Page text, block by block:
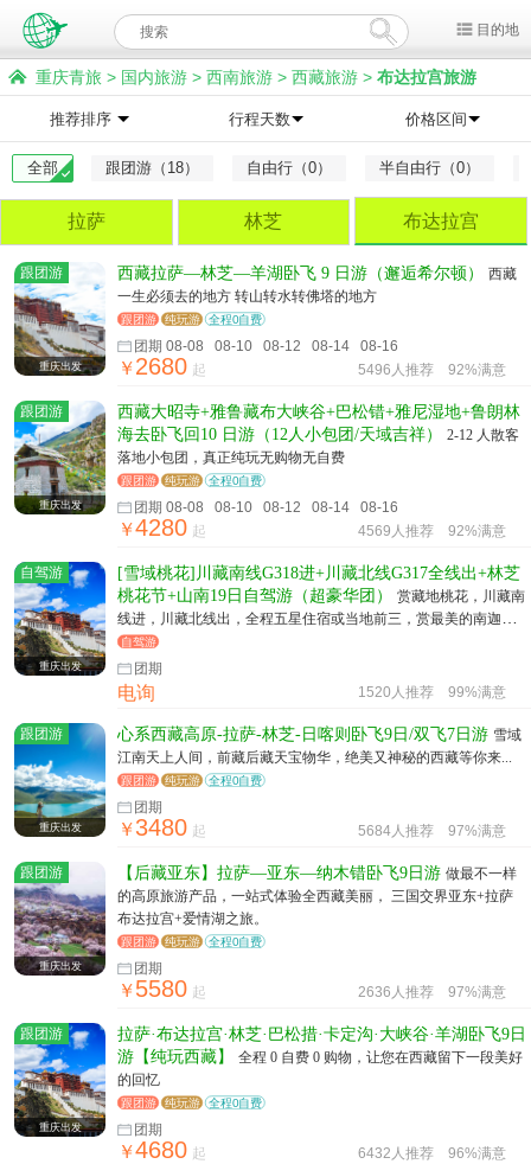
目的地
重庆青旅 > 国内旅游 > 西南旅游 > 西藏旅游 > 布达拉宫旅游
推荐排序 行程天数 价格区间
全部 跟团游（18） 自由行（0） 半自由行（0）
拉萨 林芝 布达拉宫
跟团游
重庆出发
西藏拉萨—林芝—羊湖卧飞 9 日游（邂逅希尔顿）
西藏
一生必须去的地方 转山转水转佛塔的地方
跟团游 纯玩游 全程0自费
团期 08-08 08-10 08-12 08-14 08-16
￥2680 起 5496人推荐 92%满意
跟团游
重庆出发
西藏大昭寺+雅鲁藏布大峡谷+巴松错+雅尼湿地+鲁朗林
海去卧飞回10 日游（12人小包团/天域吉祥）
2-12 人散客
落地小包团，真正纯玩无购物无自费
跟团游 纯玩游 全程0自费
团期 08-08 08-10 08-12 08-14 08-16
￥4280 起 4569人推荐 92%满意
自驾游
重庆出发
[雪域桃花]川藏南线G318进+川藏北线G317全线出+林芝
桃花节+山南19日自驾游（超豪华团）
赏藏地桃花，川藏南
线进，川藏北线出，全程五星住宿或当地前三，赏最美的南迦巴
瓦，赠送4个特色餐
自驾游
团期
电询 1520人推荐 99%满意
跟团游
重庆出发
心系西藏高原-拉萨-林芝-日喀则卧飞9日/双飞7日游 雪域
江南天上人间，前藏后藏天宝物华，绝美又神秘的西藏等你来...
跟团游 纯玩游 全程0自费
团期
￥3480 起 5684人推荐 97%满意
跟团游
重庆出发
【后藏亚东】拉萨—亚东—纳木错卧飞9日游 做最不一样
的高原旅游产品，一站式体验全西藏美丽， 三国交界亚东+拉萨
布达拉宫+爱情湖之旅。
跟团游 纯玩游 全程0自费
团期
￥5580 起 2636人推荐 97%满意
跟团游
重庆出发
拉萨·布达拉宫·林芝·巴松措·卡定沟·大峡谷·羊湖卧飞9日
游【纯玩西藏】
全程 0 自费 0 购物，让您在西藏留下一段美好
的回忆
跟团游 纯玩游 全程0自费
团期
￥4680 起 6432人推荐 96%满意